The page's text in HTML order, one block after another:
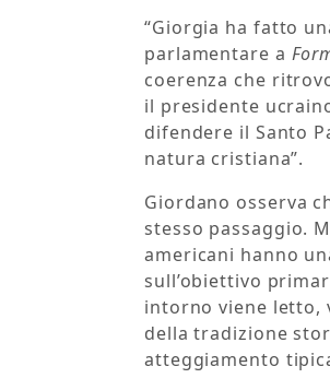
“Giorgia ha fatto
parlamentare a
coerenza che
il presidente
difendere il Santo
natura cristiana”.
Giordano osserva
stesso passaggio.
americani hanno
sull’obiettivo
intorno viene letto,
della tradizione
atteggiamento